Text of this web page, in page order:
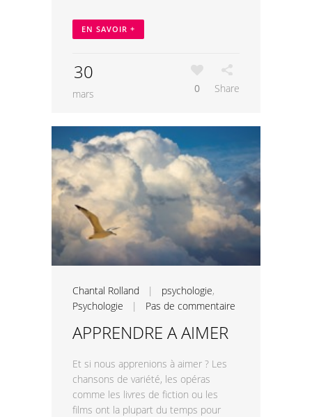
EN SAVOIR +
30
mars 0 Share
Chantal Rolland | psychologie,
Psychologie | Pas de commentaire
APPRENDRE A AIMER
Et si nous apprenions à aimer ? Les
chansons de variété, les opéras
comme les livres de fiction ou les
films ont la plupart du temps pour